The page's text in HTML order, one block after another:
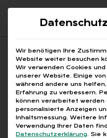
Suchfeld
Breadcrumb-Navigation
STARTSEITE
CO2-REDUKTION
Wir benötigen Ihre
Website weiter besuchen
Wir verwenden Cookies
unserer Website. Einige
während andere uns
Erfahrung zu verbessern.
können verarbeitet werden
personalisierte Anzeigen
Inhaltsmessung. Weitere
Verwendung Ihrer Daten
Datenschutzerklärung. Sie